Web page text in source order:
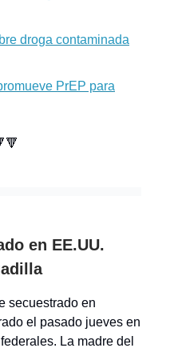
droga contaminada
PrEP para
en EE.UU.
secuestrado en
el pasado jueves en
La madre del